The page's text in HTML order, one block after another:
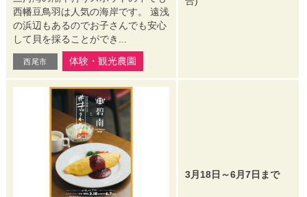
西幡豆鳥羽は人気の海岸です。 遠浅
の浜辺もあるのでお子さんでも安心
して貝を採ることができ...
西尾市 体験・観光農園
3月18日～6月7日まで